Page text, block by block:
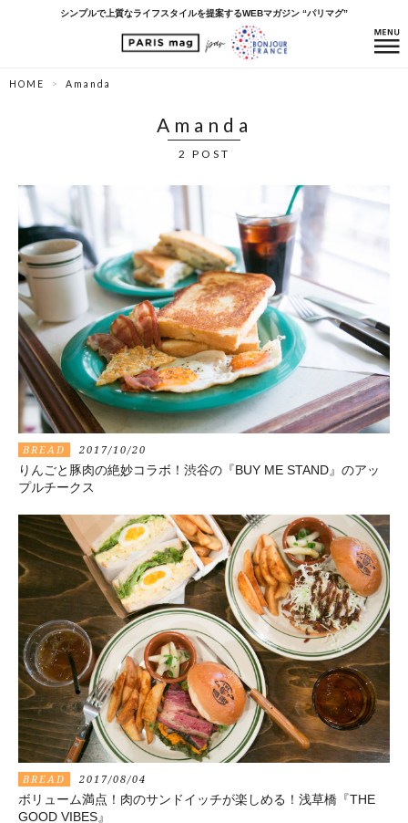
シンプルで上質なライフスタイルを提案するWEBマガジン “パリマグ”
HOME Amanda
Amanda
2 POST
BREAD 2017/10/20
りんごと豚肉の絶妙コラボ！渋谷の『BUY ME STAND』のアッ
プルチークス
BREAD 2017/08/04
ボリューム満点！肉のサンドイッチが楽しめる！浅草橋『THE
GOOD VIBES』